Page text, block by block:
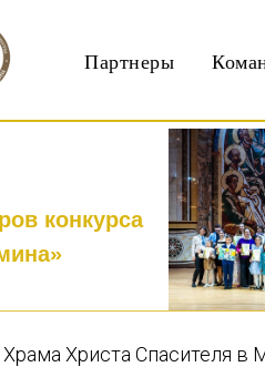
Партнеры
конкурса
Христа Спасителя в